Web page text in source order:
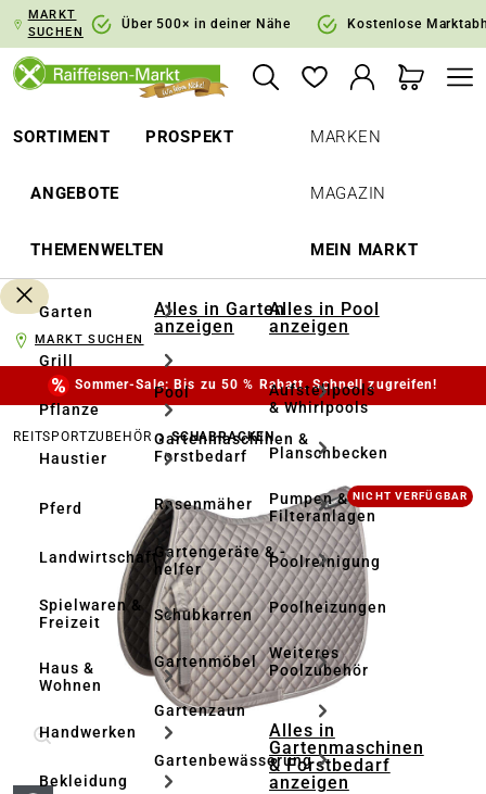
Zur Hauptnavigation springen
MARKT
SUCHEN
Über 500× in deiner Nähe Kostenlose
SORTIMENT PROSPEKT
ANGEBOTE
THEMENWELTEN
MARKEN
MAGAZIN
MEIN MARKT
Garten
Grill
Pflanze
Haustier
Pferd
Landwirtschaft
Spielwaren &
Freizeit
Haus &
Wohnen
Handwerken
Bekleidung
Alles in Garten
anzeigen
Pool
Gartenmaschinen &
Forstbedarf
Rasenmäher
Gartengeräte & -
helfer
Schubkarren
Gartenmöbel
Gartenzaun
Gartenbewässerung
Alles in Pool
anzeigen
Aufstellpools
& Whirlpools
Planschbecken
Pumpen &
Filteranlagen
Poolreinigung
Poolheizungen
Weiteres
Poolzubehör
Alles in
Gartenmaschinen
& Forstbedarf
anzeigen
MARKT SUCHEN
Sommer-Sale: Bis zu 50 % Rabatt. Schnell zugreifen!
REITSPORTZUBEHÖR SCHABRACKEN
Bildergalerie überspringen NICHT VERFÜGBAR